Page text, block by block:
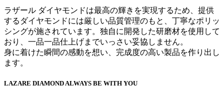
ラザール ダイヤモンドは最高の輝きを実現するため、提供
するダイヤモンドには厳しい品質管理のもと、丁寧なポリッ
シングが施されています。独自に開発した研磨材を使用して
おり、一品一品仕上げまでいっさい妥協しません。
身に着けた瞬間の感動を想い、完成度の高い製品を作り出し
ます。
LAZARE DIAMOND ALWAYS BE WITH YOU